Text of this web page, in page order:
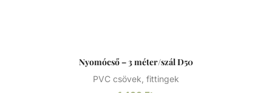
Nyomócső – 3 méter/szál D50
PVC csövek, fittingek